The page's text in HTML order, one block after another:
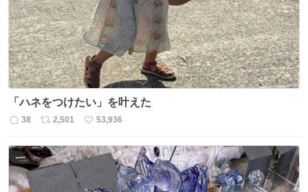
数
「ハネをつけたい」を叶えた
返
数
38
リ
ス
ト
2,501
い
ね
53,936